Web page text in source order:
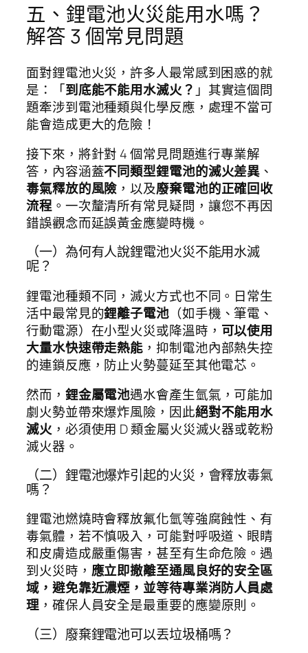
五、鋰電池火災能用水嗎？
解答 3 個常見問題
面對鋰電池火災，許多人最常感到困惑的就
是：「到底能不能用水滅火？ 」其實這個問
題牽涉到電池種類與化學反應，處理不當可
能會造成更大的危險！
接下來，將針對 4 個常見問題進行專業解
答，內容涵蓋不同類型鋰電池的滅火差異 、
毒氣釋放的風險 ，以及廢棄電池的正確回收
流程。一次釐清所有常見疑問，讓您不再因
錯誤觀念而延誤黃金應變時機。
（一）為何有人說鋰電池火災不能用水滅
呢？
鋰電池種類不同，滅火方式也不同。日常生
活中最常見的鋰離子電池（如手機、筆電、
行動電源）在小型火災或降溫時， 可以使用
大量水快速帶走熱能 ，抑制電池內部熱失控
的連鎖反應，防止火勢蔓延至其他電芯。
然而， 鋰金屬電池遇水會產生氫氣，可能加
劇火勢並帶來爆炸風險，因此絕對不能用水
滅火，必須使用 D 類金屬火災滅火器或乾粉
滅火器。
（二）鋰電池爆炸引起的火災，會釋放毒氣
嗎？
鋰電池燃燒時會釋放氟化氫等強腐蝕性、有
毒氣體，若不慎吸入，可能對呼吸道、眼睛
和皮膚造成嚴重傷害，甚至有生命危險。遇
到火災時， 應立即撤離至通風良好的安全區
域，避免靠近濃煙，並等待專業消防人員處
理，確保人員安全是最重要的應變原則。
（三）廢棄鋰電池可以丟垃圾桶嗎？